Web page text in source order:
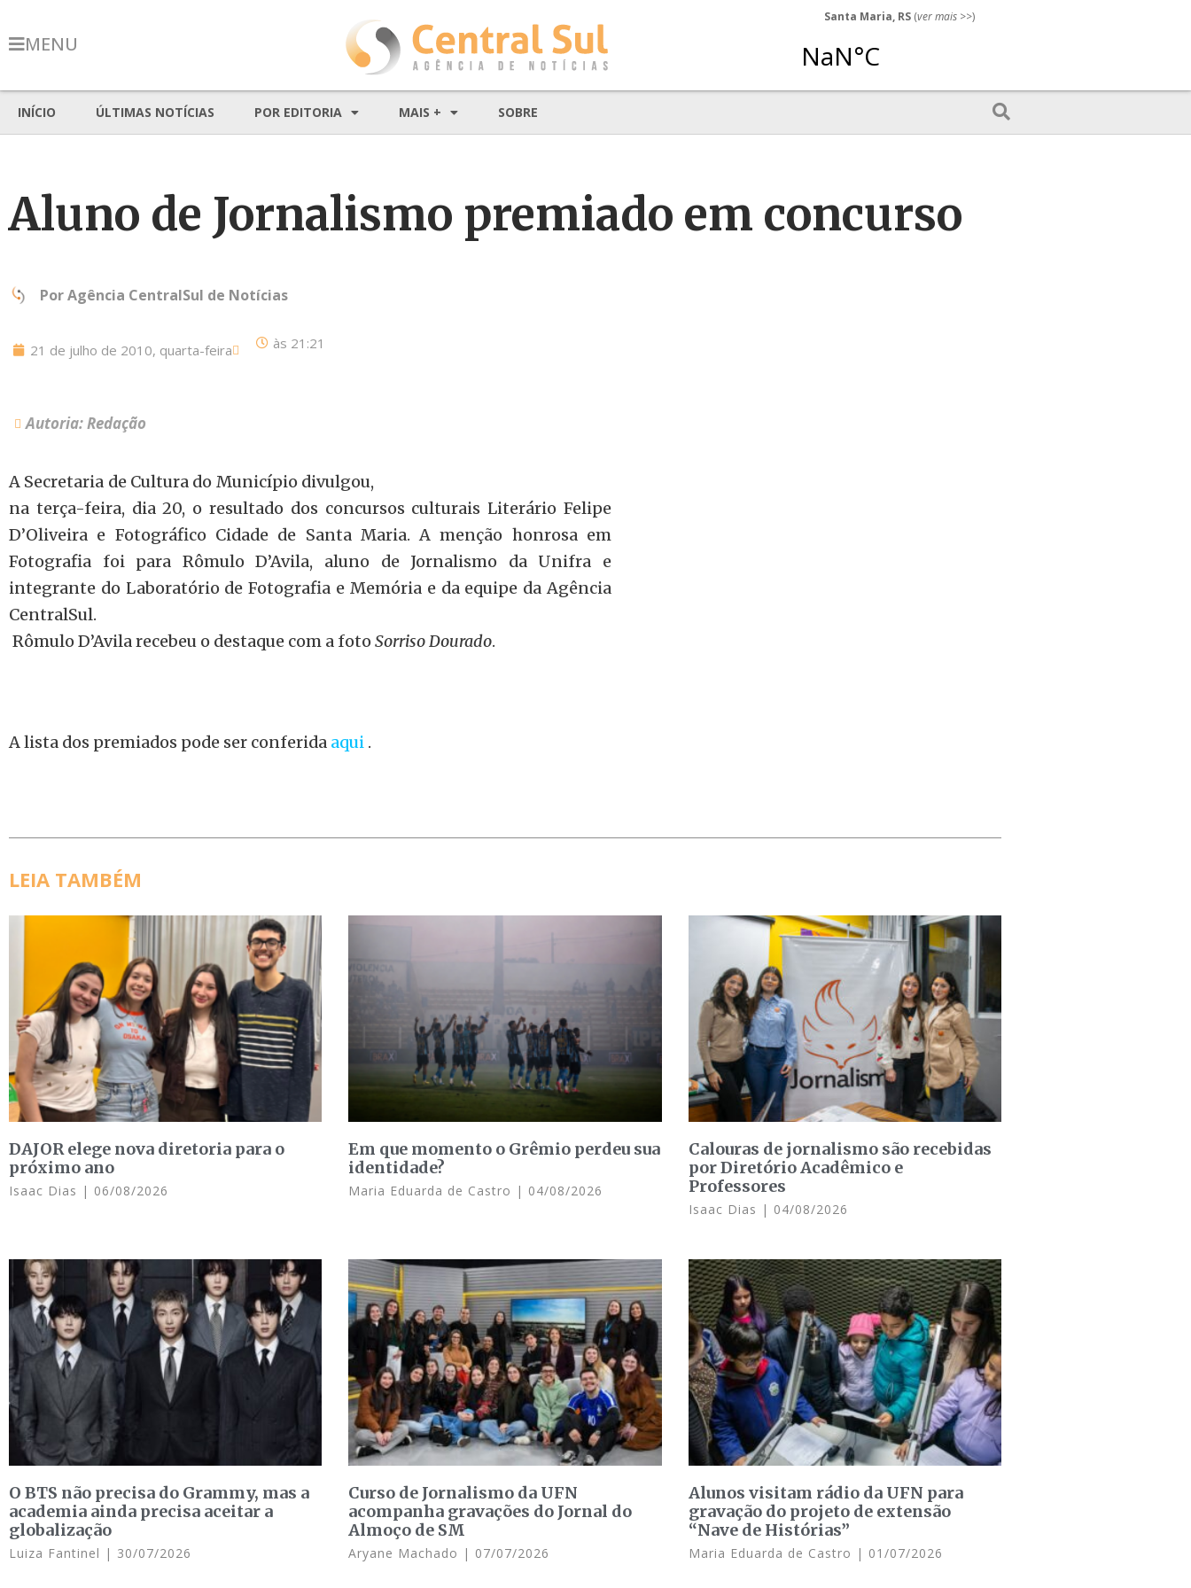
MENU
Santa Maria, RS (ver mais >>)
INÍCIO ÚLTIMAS NOTÍCIAS POR EDITORIA MAIS + SOBRE
Aluno de Jornalismo premiado em concurso
PorAgência CentralSul de Notícias
21 de julho de 2010, quarta-feira às 21:21
Autoria: Redação
A Secretaria de Cultura do Município divulgou,
na terça-feira, dia 20, o resultado dos concursos culturais Literário Felipe
D’Oliveira e Fotográfico Cidade de Santa Maria. A menção honrosa em
Fotografia foi para Rômulo D’Avila, aluno de Jornalismo da Unifra e
integrante do Laboratório de Fotografia e Memória e da equipe da Agência
CentralSul.
Rômulo D’Avila recebeu o destaque com a fotoSorriso Dourado.
A lista dos premiados pode ser conferida aqui .
LEIA TAMBÉM
DAJOR elege nova diretoria para o
próximo ano
Isaac Dias 06/08/2026
Em que momento o Grêmio perdeu sua
identidade?
Maria Eduarda de Castro 04/08/2026
Calouras de jornalismo são recebidas
por Diretório Acadêmico e
Professores
Isaac Dias 04/08/2026
O BTS não precisa do Grammy, mas a
academia ainda precisa aceitar a
globalização
Luiza Fantinel 30/07/2026
Curso de Jornalismo da UFN
acompanha gravações do Jornal do
Almoço de SM
Aryane Machado 07/07/2026
Alunos visitam rádio da UFN para
gravação do projeto de extensão
“Nave de Histórias”
Maria Eduarda de Castro 01/07/2026